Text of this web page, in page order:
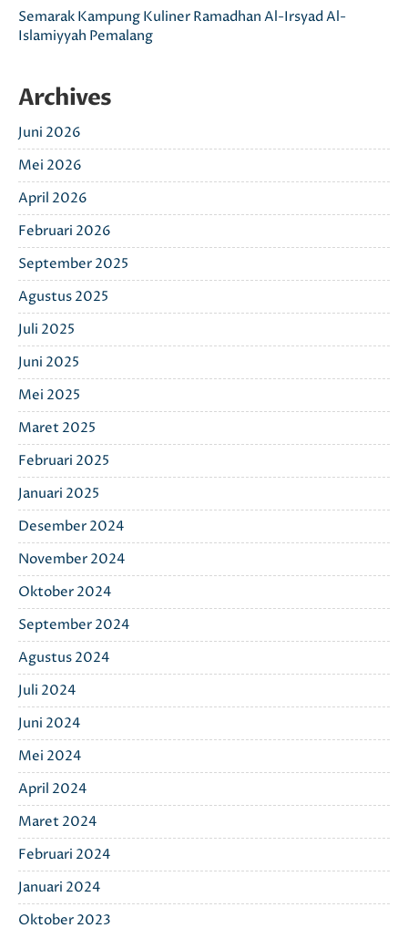
Semarak Kampung Kuliner Ramadhan Al-Irsyad Al-
Islamiyyah Pemalang
Archives
Juni 2026
Mei 2026
April 2026
Februari 2026
September 2025
Agustus 2025
Juli 2025
Juni 2025
Mei 2025
Maret 2025
Februari 2025
Januari 2025
Desember 2024
November 2024
Oktober 2024
September 2024
Agustus 2024
Juli 2024
Juni 2024
Mei 2024
April 2024
Maret 2024
Februari 2024
Januari 2024
Oktober 2023